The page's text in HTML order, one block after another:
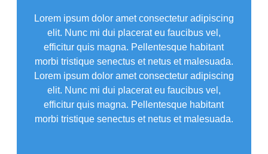
Lorem ipsum dolor amet consectetur adipiscing
elit. Nunc mi dui placerat eu faucibus vel,
efficitur quis magna. Pellentesque habitant
morbi tristique senectus et netus et malesuada.
Lorem ipsum dolor amet consectetur adipiscing
elit. Nunc mi dui placerat eu faucibus vel,
efficitur quis magna. Pellentesque habitant
morbi tristique senectus et netus et malesuada.